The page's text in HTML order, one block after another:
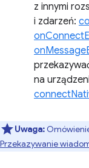
z innymi
i zdarzeń:
na
Uwaga:
Przekazywanie